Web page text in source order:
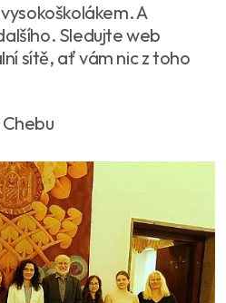
A
Sledujte web
sítě, ať vám nic z toho